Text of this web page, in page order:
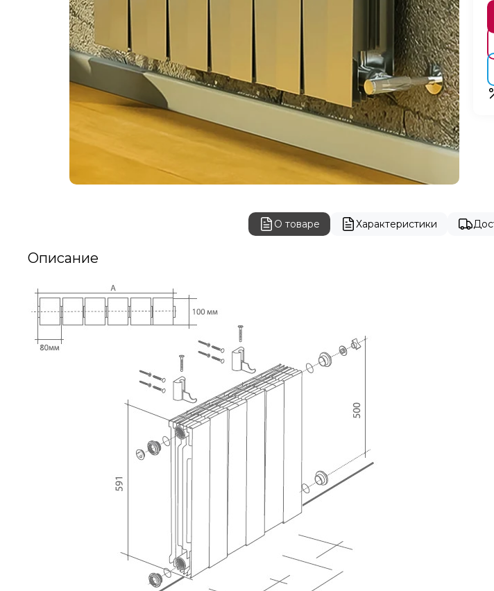
О товаре Характеристики
Описание